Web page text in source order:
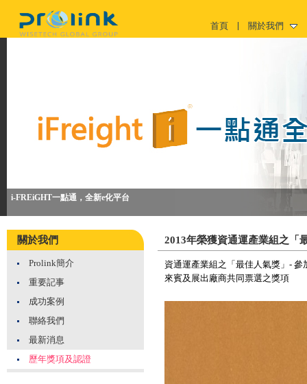
關於我們
首頁
i-FREiGHT一點通，全新e化平台
關於我們
Prolink簡介
重要記事
成功案例
聯絡我們
最新消息
歷年獎項及認證
2013年榮獲資通運產業組之「
資通運產業組之「最佳人氣獎」- 參
來賓及展出廠商共同票選之獎項